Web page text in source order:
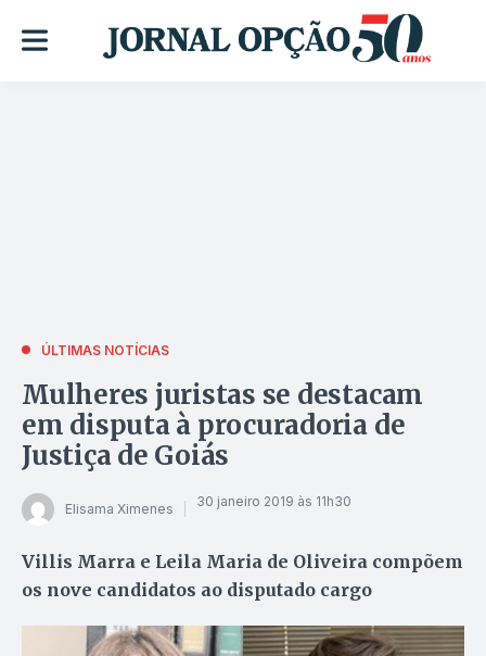
ÚLTIMAS NOTÍCIAS
Mulheres juristas se destacam
em disputa à procuradoria de
Justiça de Goiás
Elisama Ximenes 30 janeiro 2019 às 11h30
Villis Marra e Leila Maria de Oliveira compõem
os nove candidatos ao disputado cargo